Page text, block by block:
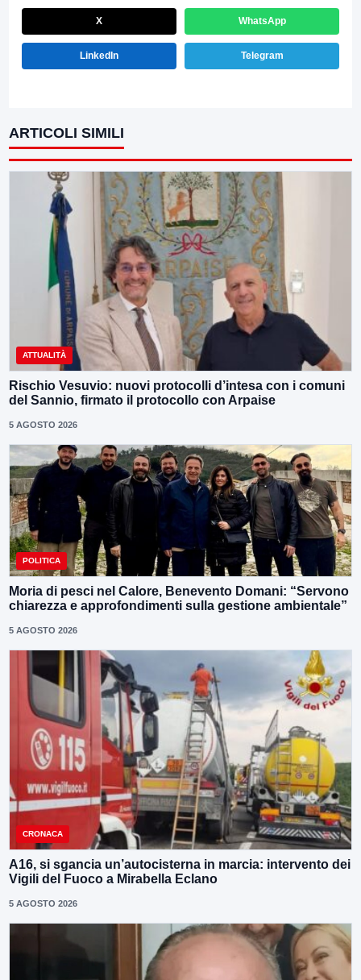
X WhatsApp
LinkedIn Telegram
ARTICOLI SIMILI
ATTUALITÀ
Rischio Vesuvio: nuovi protocolli d’intesa con i comuni
del Sannio, firmato il protocollo con Arpaise
5 AGOSTO 2026
POLITICA
Moria di pesci nel Calore, Benevento Domani: “Servono
chiarezza e approfondimenti sulla gestione ambientale”
5 AGOSTO 2026
CRONACA
A16, si sgancia un’autocisterna in marcia: intervento dei
Vigili del Fuoco a Mirabella Eclano
5 AGOSTO 2026